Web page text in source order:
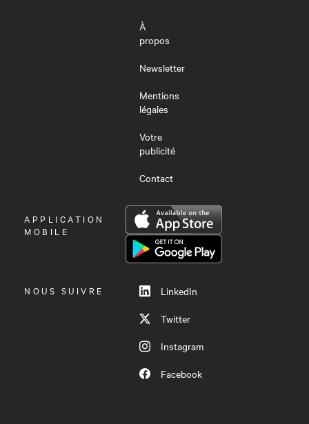
À
propos
Newsletter
Mentions
légales
Votre
publicité
Contact
OUVRIR
LE
APPLICATION
MOBILE
NOUS SUIVRE
LinkedIn
Twitter
Instagram
Facebook